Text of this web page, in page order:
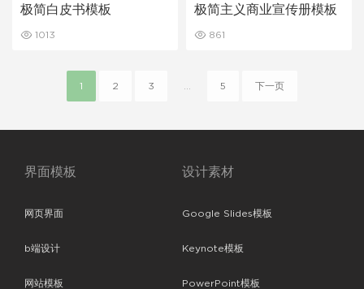
极简白皮书模板
1013
极简主义商业宣传册模板
861
1 2 3 5 下一页
界面模板
网页界面
b端设计
网站模板
设计素材
Google Slides模板
Keynote模板
PowerPoint模板